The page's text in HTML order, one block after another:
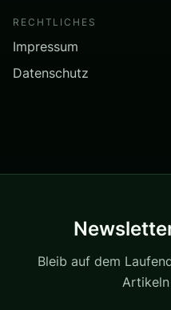
RECHTLICHES
Impressum
Datenschutz
Bleib auf dem